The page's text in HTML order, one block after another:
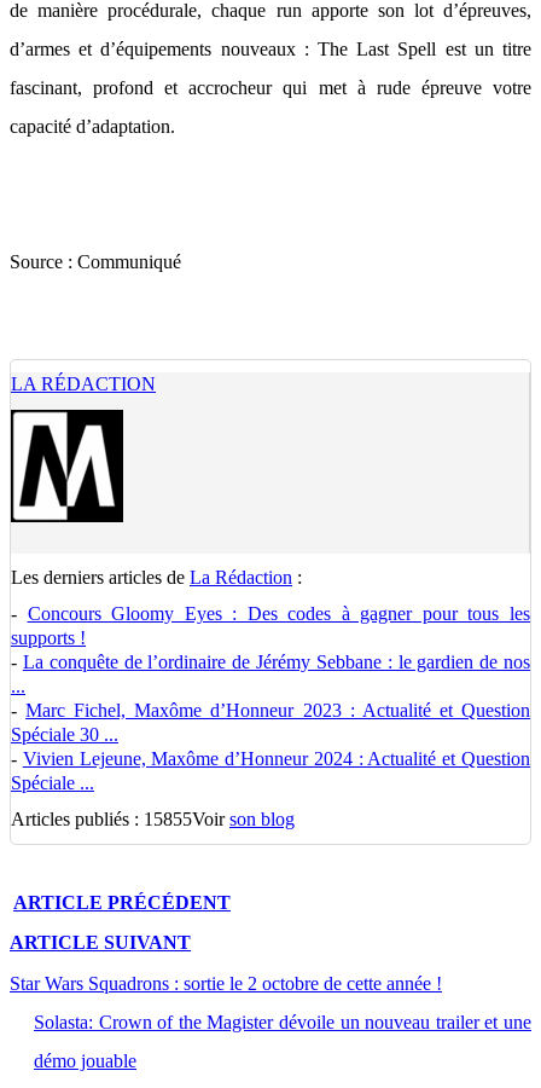
de manière procédurale, chaque run apporte son lot d’épreuves,
d’armes et d’équipements nouveaux : The Last Spell est un titre
fascinant, profond et accrocheur qui met à rude épreuve votre
capacité d’adaptation.
Source : Communiqué
LA RÉDACTION
Les derniers articles de La Rédaction :
- Concours Gloomy Eyes : Des codes à gagner pour tous les
supports !
- La conquête de l’ordinaire de Jérémy Sebbane : le gardien de nos
...
-Marc Fichel, Maxôme d’Honneur 2023 : Actualité et Question
Spéciale 30 ...
- Vivien Lejeune, Maxôme d’Honneur 2024 : Actualité et Question
Spéciale ...
Articles publiés : 15855Voirson blog
ARTICLE PRÉCÉDENT
ARTICLE SUIVANT
Star Wars Squadrons : sortie le 2 octobre de cette année !
Solasta: Crown of the Magister dévoile un nouveau trailer et une
démo jouable